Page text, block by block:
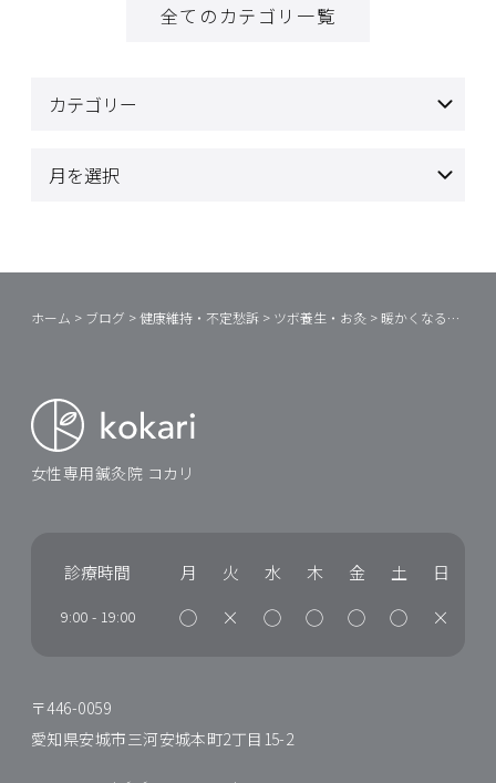
全てのカテゴリ一覧
ホーム > ブログ >健康維持・不定愁訴 > ツボ養生・お灸 > 暖かくなるけれど、冷え対策＆婦人科対策
女性専用鍼灸院 コカリ
診療時間 月 火 水 木 金 土 日
9:00 - 19:00 ◯ × ◯ ◯ ◯ ◯ ×
〒446-0059
愛知県安城市三河安城本町2丁目15-2